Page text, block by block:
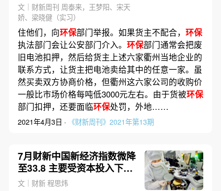
文｜财新周刊 周泰来，王梦阳、宋天
娇、梁晓健（实习）
住他们，向环保部门举报。如果货主不配合， 环保
执法部门会让公安部门介入。 环保部门通常会把废
旧电池扣押，然后给货主上述六家衢州当地企业的
联系方式，让货主把电池卖给其中的任意一家。虽
然买卖双方协商价格，但衢州这六家公司的收购价
一般比市场价格每吨低3000元左右。由于货被环保
部门扣押，还要面临环保处罚，外地……
2021年4月3日 · 《财新周刊》2021年第13期
7月财新中国新经济指数微降
至33.8 主要受资本投入下降
影响
文｜财新 程思炜